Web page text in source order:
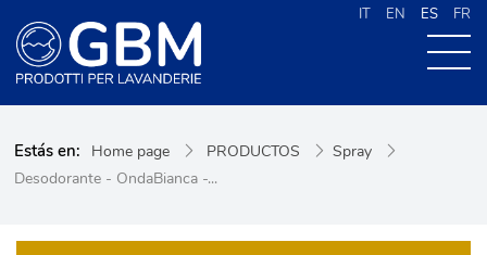
IT EN ES FR
PRODUCTOS
CONTACTOS
Estás en: Home page PRODUCTOS
Spray
Desodorante - OndaBianca -...